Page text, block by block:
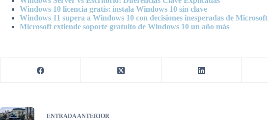
Windows 10 licencia gratis: instala Windows 10 sin clave
Windows 11 supera a Windows 10 con decisiones inesperadas de Microsoft
Microsoft extiende soporte gratuito de Windows 10 un año más
ENTRADA ANTERIOR